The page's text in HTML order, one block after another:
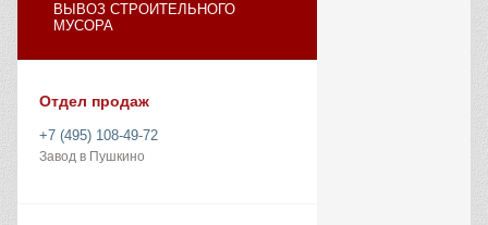
ВЫВОЗ СТРОИТЕЛЬНОГО
МУСОРА
Отдел продаж
+7 (495) 108-49-72
Завод в Пушкино